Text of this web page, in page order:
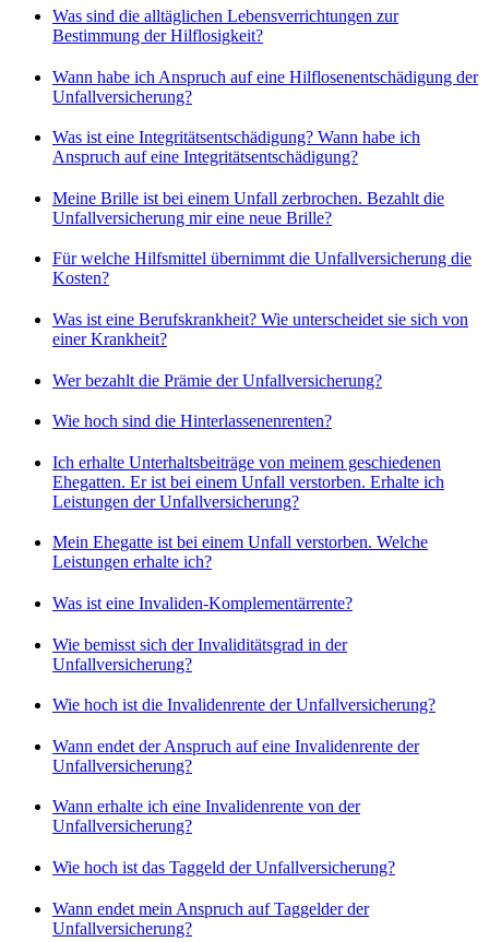
Was sind die alltäglichen Lebensverrichtungen zur
Bestimmung der Hilflosigkeit?
Wann habe ich Anspruch auf eine Hilflosenentschädigung der
Unfallversicherung?
Was ist eine Integritätsentschädigung? Wann habe ich
Anspruch auf eine Integritätsentschädigung?
Meine Brille ist bei einem Unfall zerbrochen. Bezahlt die
Unfallversicherung mir eine neue Brille?
Für welche Hilfsmittel übernimmt die Unfallversicherung die
Kosten?
Was ist eine Berufskrankheit? Wie unterscheidet sie sich von
einer Krankheit?
Wer bezahlt die Prämie der Unfallversicherung?
Wie hoch sind die Hinterlassenenrenten?
Ich erhalte Unterhaltsbeiträge von meinem geschiedenen
Ehegatten. Er ist bei einem Unfall verstorben. Erhalte ich
Leistungen der Unfallversicherung?
Mein Ehegatte ist bei einem Unfall verstorben. Welche
Leistungen erhalte ich?
Was ist eine Invaliden-Komplementärrente?
Wie bemisst sich der Invaliditätsgrad in der
Unfallversicherung?
Wie hoch ist die Invalidenrente der Unfallversicherung?
Wann endet der Anspruch auf eine Invalidenrente der
Unfallversicherung?
Wann erhalte ich eine Invalidenrente von der
Unfallversicherung?
Wie hoch ist das Taggeld der Unfallversicherung?
Wann endet mein Anspruch auf Taggelder der
Unfallversicherung?